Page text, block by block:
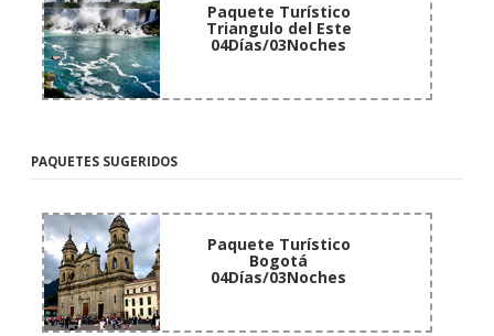
Paquete Turístico
Triangulo del Este
04Días/03Noches
PAQUETES SUGERIDOS
Paquete Turístico
Bogotá
04Días/03Noches